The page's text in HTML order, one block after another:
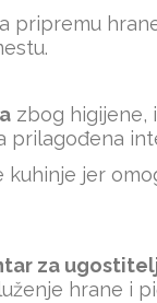
zbog higijene,
jer
za
hrane i